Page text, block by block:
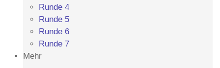
Runde 4
Runde 5
Runde 6
Runde 7
Mehr